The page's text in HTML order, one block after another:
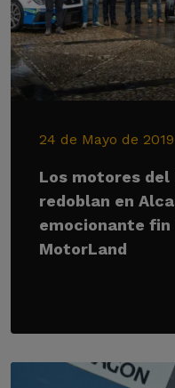
24 de Mayo de 2019
Los motores del
redoblan en
emocionante fin
MotorLand